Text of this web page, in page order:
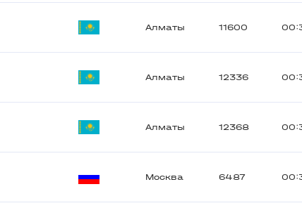
Алматы 11600
Алматы 12336
Алматы 12368
Москва 6487